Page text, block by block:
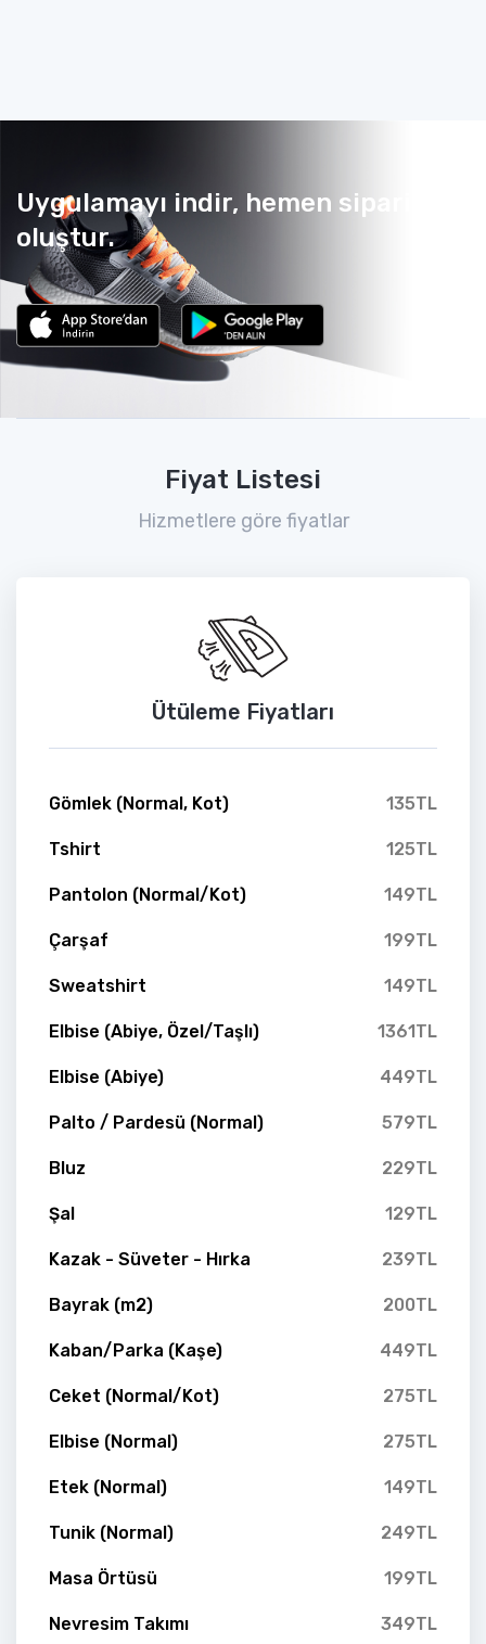
Uygulamayı indir, hemen sipariş
oluştur.
Fiyat Listesi
Hizmetlere göre fiyatlar
Ütüleme Fiyatları
Gömlek (Normal, Kot) 135TL
Tshirt 125TL
Pantolon (Normal/Kot) 149TL
Çarşaf 199TL
Sweatshirt 149TL
Elbise (Abiye, Özel/Taşlı) 1361TL
Elbise (Abiye) 449TL
Palto / Pardesü (Normal) 579TL
Bluz 229TL
Şal 129TL
Kazak - Süveter - Hırka 239TL
Bayrak (m2) 200TL
Kaban/Parka (Kaşe) 449TL
Ceket (Normal/Kot) 275TL
Elbise (Normal) 275TL
Etek (Normal) 149TL
Tunik (Normal) 249TL
Masa Örtüsü 199TL
Nevresim Takımı 349TL